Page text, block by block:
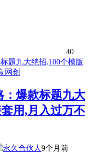
40
：爆款标题九大
用,月入过万不
9个月前